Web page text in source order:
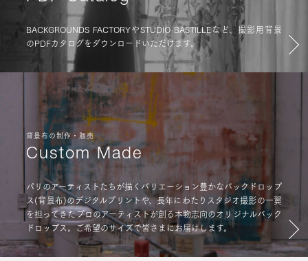
BACKGROUNDS FACTORYやSTUDIO BASTILLEなど、撮影用背景
のPDFカタログをダウンロードいただけます。
背景布の制作・販売
Custom Made
パリのアーティストたちが描くバリエーション豊かなバックドロップ
ス(背景布)のデジタルプリントや、長年にわたりスタジオ撮影の一翼
を担ってきたプロのアーティストが創る本物志向のオリジナルバック
ドロップス。ご希望のサイズで皆さまにお届けします。